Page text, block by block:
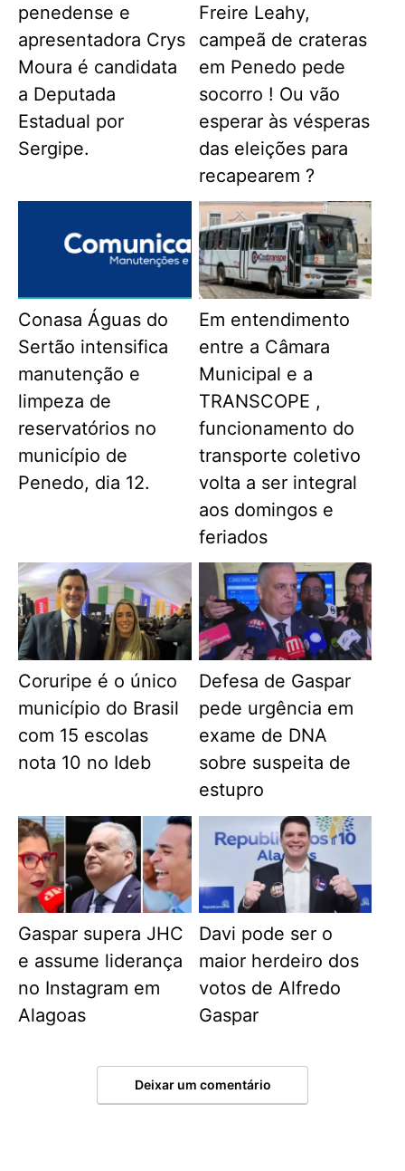
penedense e
apresentadora Crys
Moura é candidata
a Deputada
Estadual por
Sergipe.
Freire Leahy,
campeã de crateras
em Penedo pede
socorro ! Ou vão
esperar às vésperas
das eleições para
recapearem ?
Conasa Águas do
Sertão intensifica
manutenção e
limpeza de
reservatórios no
município de
Penedo, dia 12.
Em entendimento
entre a Câmara
Municipal e a
TRANSCOPE ,
funcionamento do
transporte coletivo
volta a ser integral
aos domingos e
feriados
Coruripe é o único
município do Brasil
com 15 escolas
nota 10 no Ideb
Defesa de Gaspar
pede urgência em
exame de DNA
sobre suspeita de
estupro
Gaspar supera JHC
e assume liderança
no Instagram em
Alagoas
Davi pode ser o
maior herdeiro dos
votos de Alfredo
Gaspar
Deixar um comentário